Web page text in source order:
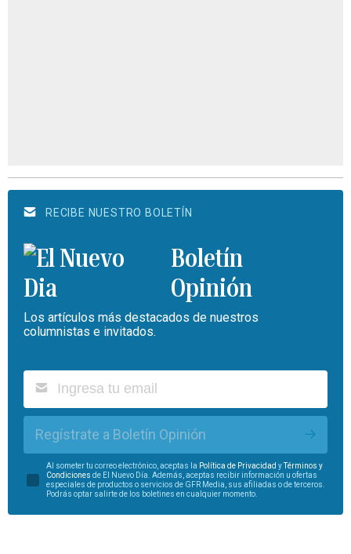
RECIBE NUESTRO BOLETÍN
Boletín
Opinión
Los artículos más destacados de nuestros
columnistas e invitados.
Regístrate a Boletín Opinión
Al someter tu correo electrónico, aceptas la Política de Privacidad yTérminos y
Condiciones de El Nuevo Día. Además, aceptas recibir información u ofertas
especiales de productos o servicios de GFR Media, sus afiliadas o de terceros.
Podrás optar salirte de los boletines en cualquier momento.